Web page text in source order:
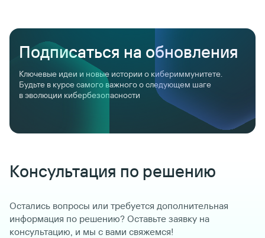
Подписаться на обновления
Консультация по решению
Остались вопросы или требуется дополнительная
информация по решению? Оставьте заявку на
консультацию, и мы с вами свяжемся!